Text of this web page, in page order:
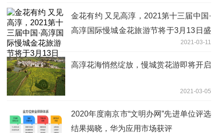
金花有约 又见高淳，2021第十三届中国·
高淳国际慢城金花旅游节将于3月13日盛
2021-03-11
高淳花海悄然绽放，慢城赏花游即将开启
2021-03-05
2020年度南京市“文明办网”先进单位评选
结果揭晓，华为应用市场获评